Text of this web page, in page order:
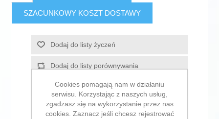
SZACUNKOWY KOSZT DOSTAWY
Dodaj do listy życzeń
Dodaj do listy porównywania
E-mail znajomego
Cookies pomagają nam w działaniu
serwisu. Korzystając z naszych usług,
zgadzasz się na wykorzystanie przez nas
cookies. Zaznacz jeśli chcesz rejestrować